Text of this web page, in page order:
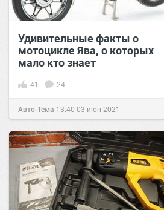
Удивительные факты о
мотоцикле Ява, о которых
мало кто знает
41 24
Авто-Тема 13:40 03 июн 2021